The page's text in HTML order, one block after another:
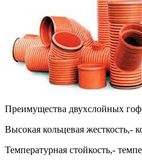
Преимущества двухслойных
Высокая кольцевая жесткость,-
Температурная стойкость,-